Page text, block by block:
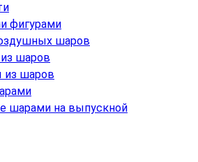
фигурами
шаров
шаров
из шаров
шарами на выпускной